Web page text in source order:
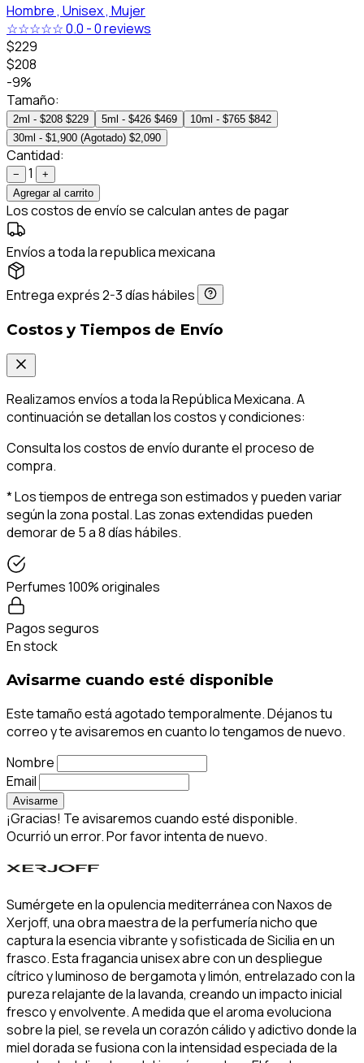
Hombre , Unisex , Mujer
☆☆☆☆☆0.0 -0 reviews
$229
$208
-9%
Tamaño:
2ml - $208 $229 5ml - $426 $469 10ml - $765 $842
30ml - $1,900 (Agotado) $2,090
Cantidad:
− 1
+
Agregar al carrito
Los costos de envío se calculan antes de pagar
Envíos a toda la republica mexicana
Entrega exprés 2-3 días hábiles
Costos y Tiempos de Envío
Realizamos envíos a toda la República Mexicana. A
continuación se detallan los costos y condiciones:
Consulta los costos de envío durante el proceso de
compra.
* Los tiempos de entrega son estimados y pueden variar
según la zona postal. Las zonas extendidas pueden
demorar de 5 a 8 días hábiles.
Perfumes 100% originales
Pagos seguros
En stock
Avisarme cuando esté disponible
Este tamaño está agotado temporalmente. Déjanos tu
correo y te avisaremos en cuanto lo tengamos de nuevo.
Nombre
Email
Avisarme
¡Gracias! Te avisaremos cuando esté disponible.
Ocurrió un error. Por favor intenta de nuevo.
Sumérgete en la opulencia mediterránea con Naxos de
Xerjoff, una obra maestra de la perfumería nicho que
captura la esencia vibrante y sofisticada de Sicilia en un
frasco. Esta fragancia unisex abre con un despliegue
cítrico y luminoso de bergamota y limón, entrelazado con la
pureza relajante de la lavanda, creando un impacto inicial
fresco y envolvente. A medida que el aroma evoluciona
sobre la piel, se revela un corazón cálido y adictivo donde la
miel dorada se fusiona con la intensidad especiada de la